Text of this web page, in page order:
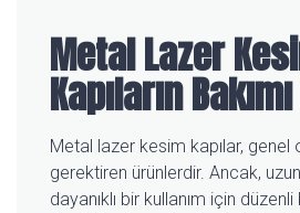
Metal Lazer
Kapıların Bakımı
Metal lazer kesim kapılar, genel
gerektiren ürünlerdir. Ancak,
dayanıklı bir kullanım için